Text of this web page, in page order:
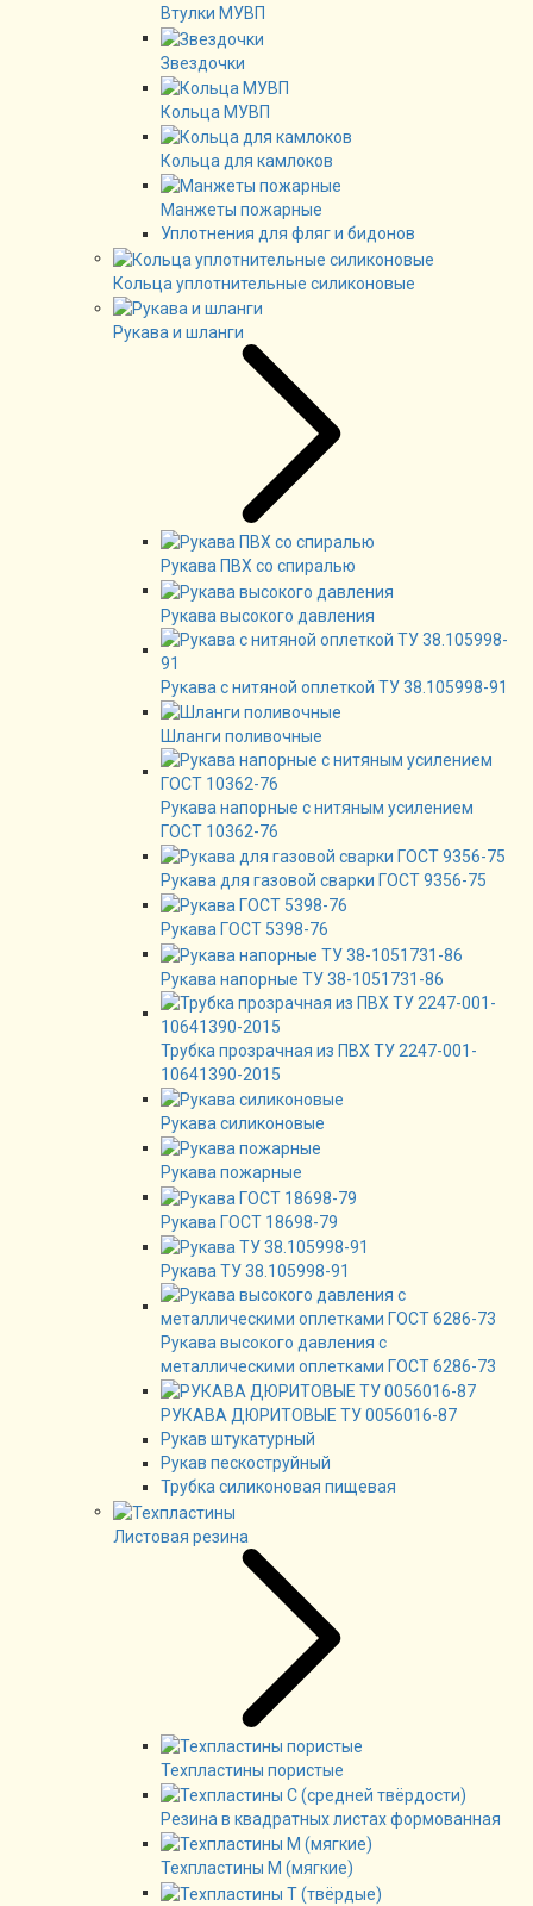
Втулки МУВП
Звездочки
Кольца МУВП
Кольца для камлоков
Манжеты пожарные
Уплотнения для фляг и бидонов
Кольца уплотнительные силиконовые
Рукава и шланги
Рукава ПВХ со спиралью
Рукава высокого давления
Рукава с нитяной оплеткой ТУ 38.105998-91
Шланги поливочные
Рукава напорные с нитяным усилением
ГОСТ 10362-76
Рукава для газовой сварки ГОСТ 9356-75
Рукава ГОСТ 5398-76
Рукава напорные ТУ 38-1051731-86
Трубка прозрачная из ПВХ ТУ 2247-001-
10641390-2015
Рукава силиконовые
Рукава пожарные
Рукава ГОСТ 18698-79
Рукава ТУ 38.105998-91
Рукава высокого давления с
металлическими оплетками ГОСТ 6286-73
РУКАВА ДЮРИТОВЫЕ ТУ 0056016-87
Рукав штукатурный
Рукав пескоструйный
Трубка силиконовая пищевая
Листовая резина
Техпластины пористые
Резина в квадратных листах формованная
Техпластины М (мягкие)